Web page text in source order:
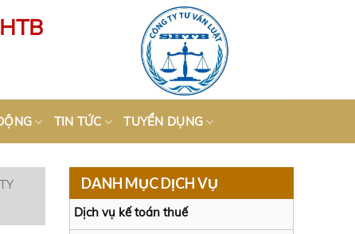
TIN TỨC TUYỂN DỤNG
DANH MỤC DỊCH VỤ
Dịch vụ kế toán thuế